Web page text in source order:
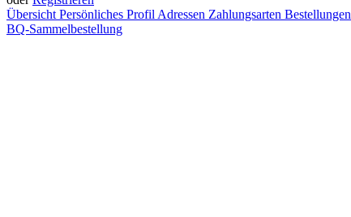
Übersicht Persönliches Profil Adressen Zahlungsarten Bestellungen
BQ-Sammelbestellung